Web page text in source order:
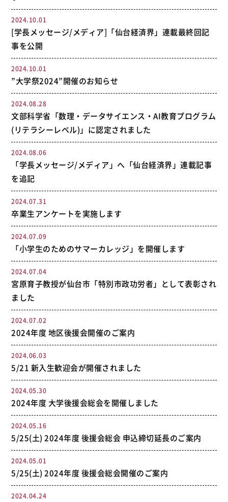
2024.10.01
[学長メッセージ/メディア]「仙台経済界」連載最終回記
事を公開
2024.10.01
”大学祭2024”開催のお知らせ
2024.08.28
文部科学省「数理・データサイエンス・AI教育プログラム
(リテラシーレベル)」に認定されました
2024.08.06
「学長メッセージ/メディア」へ「仙台経済界」連載記事
を追記
2024.07.31
卒業生アンケートを実施します
2024.07.09
「小学生のためのサマーカレッジ」を開催します
2024.07.04
宮原育子教授が仙台市「特別市政功労者」として表彰され
ました
2024.07.02
2024年度 地区後援会開催のご案内
2024.06.03
5/21 新入生歓迎会が開催されました
2024.05.30
2024年度 大学後援会総会を開催しました
2024.05.16
5/25(土) 2024年度 後援会総会 申込締切延長のご案内
2024.05.01
5/25(土) 2024年度 後援会総会開催のご案内
2024.04.24